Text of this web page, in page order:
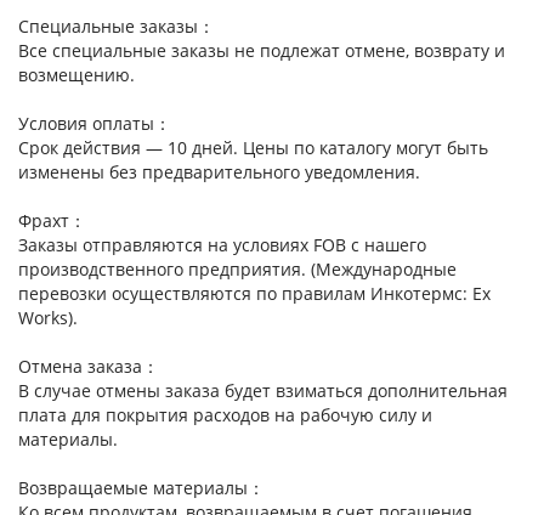
Специальные заказы：
Все специальные заказы не подлежат отмене, возврату и
возмещению.
Условия оплаты：
Срок действия — 10 дней. Цены по каталогу могут быть
изменены без предварительного уведомления.
Фрахт：
Заказы отправляются на условиях FOB с нашего
производственного предприятия. (Международные
перевозки осуществляются по правилам Инкотермс: Ex
Works).
Отмена заказа：
В случае отмены заказа будет взиматься дополнительная
плата для покрытия расходов на рабочую силу и
материалы.
Возвращаемые материалы：